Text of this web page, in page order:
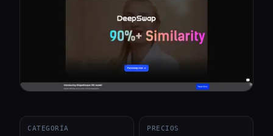
CATEGORÍA PRECIOS